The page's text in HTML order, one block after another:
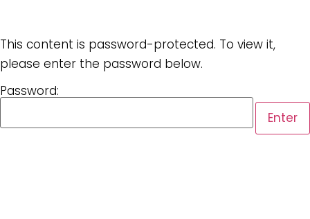
This content is password-protected. To view it,
please enter the password below.
Password: